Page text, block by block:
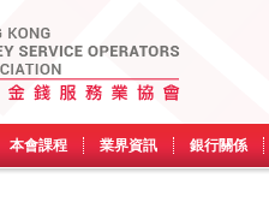
本會課程 業界資訊 銀行關係